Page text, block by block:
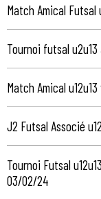
Match Amical Futsal
Tournoi futsal
Match Amical
J2 Futsal Associé
Tournoi Futsal
03/02/24